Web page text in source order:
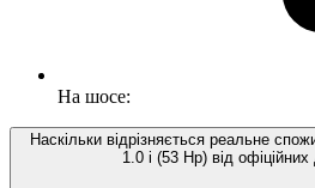
На шосе:
Наскільки відрізняється реальне
1.0 i (53 Hp) від